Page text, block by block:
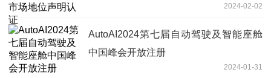
2024-02-02
AutoAI2024第七届自动驾驶及智能座舱
中国峰会开放注册
2024-01-31